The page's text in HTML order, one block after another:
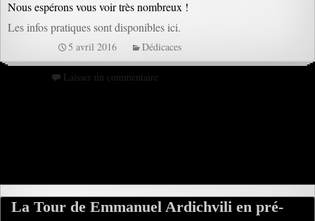
Nous espérons vous voir très nombreux !
Les infos pratiques sont disponibles ici.
5 avril 2016 Dédicaces
Laisser un commentaire
La Tour de Emmanuel Ardichvili en pré-